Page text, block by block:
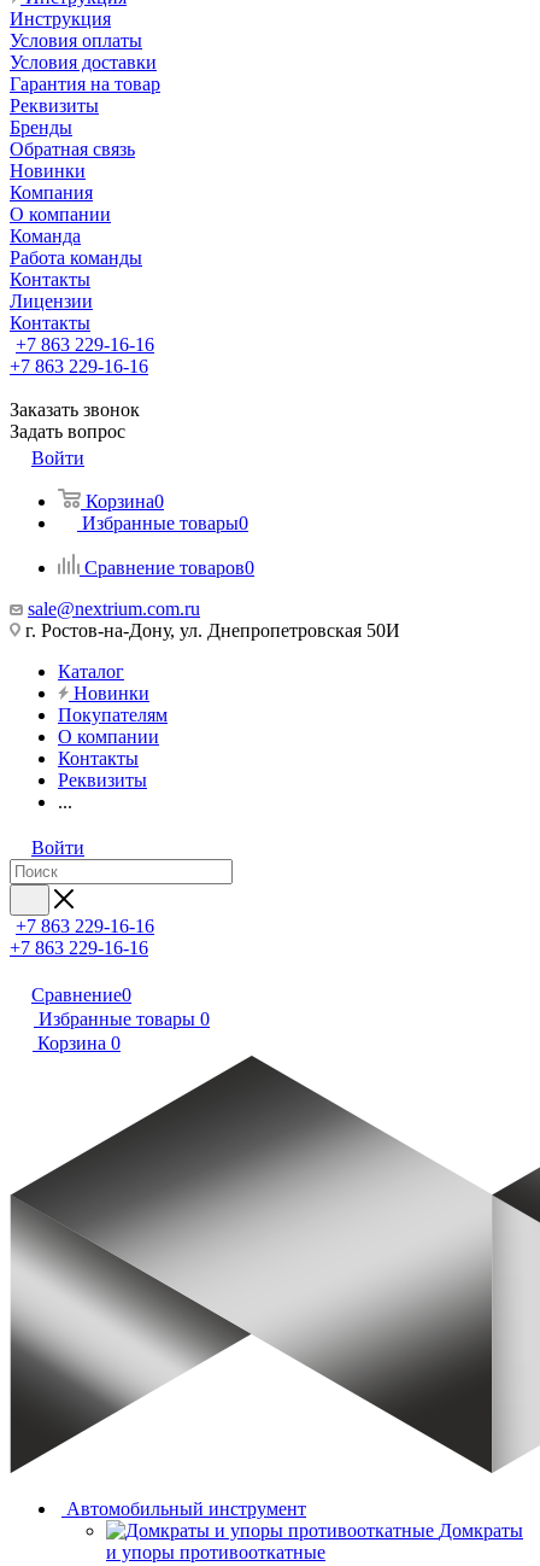
Инструкция
Условия оплаты
Условия доставки
Гарантия на товар
Реквизиты
Бренды
Обратная связь
Новинки
Компания
О компании
Команда
Работа команды
Контакты
Лицензии
Контакты
+7 863 229-16-16
+7 863 229-16-16
Заказать звонок
Задать вопрос
Войти
Корзина0
Избранные товары0
Сравнение товаров0
sale@nextrium.com.ru
г. Ростов-на-Дону, ул. Днепропетровская 50И
Каталог
Новинки
Покупателям
О компании
Контакты
Реквизиты
...
Войти
+7 863 229-16-16
+7 863 229-16-16
Сравнение0
Избранные товары 0
Корзина 0
Автомобильный инструмент
Домкраты
и упоры противооткатные